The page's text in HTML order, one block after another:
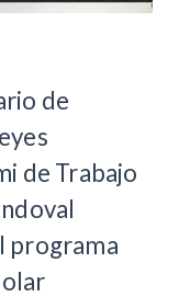
de
de Trabajo
programa